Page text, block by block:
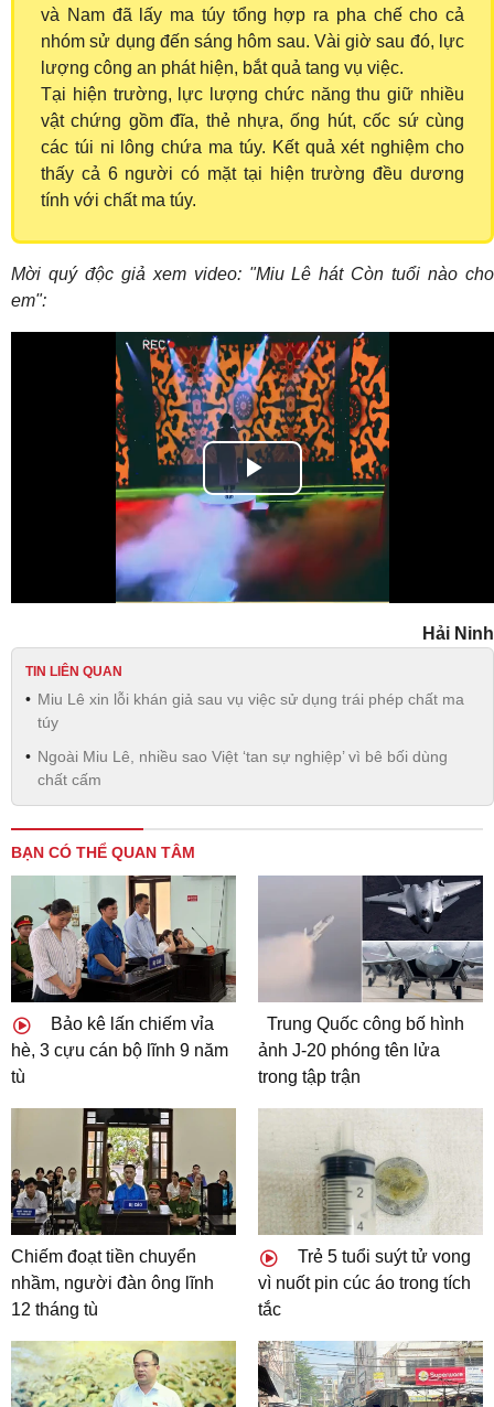
và Nam đã lấy ma túy tổng hợp ra pha chế cho cả
nhóm sử dụng đến sáng hôm sau. Vài giờ sau đó, lực
lượng công an phát hiện, bắt quả tang vụ việc.
Tại hiện trường, lực lượng chức năng thu giữ nhiều
vật chứng gồm đĩa, thẻ nhựa, ống hút, cốc sứ cùng
các túi ni lông chứa ma túy. Kết quả xét nghiệm cho
thấy cả 6 người có mặt tại hiện trường đều dương
tính với chất ma túy.
Mời quý độc giả xem video: "Miu Lê hát Còn tuổi nào cho
em":
Play
Video
Hải Ninh
TIN LIÊN QUAN
Miu Lê xin lỗi khán giả sau vụ việc sử dụng trái phép chất ma
túy
Ngoài Miu Lê, nhiều sao Việt ‘tan sự nghiệp’ vì bê bối dùng
chất cấm
BẠN CÓ THỂ QUAN TÂM
Bảo kê lấn chiếm vỉa
hè, 3 cựu cán bộ lĩnh 9 năm
tù
Trung Quốc công bố hình
ảnh J-20 phóng tên lửa
trong tập trận
Chiếm đoạt tiền chuyển
nhầm, người đàn ông lĩnh
12 tháng tù
Trẻ 5 tuổi suýt tử vong
vì nuốt pin cúc áo trong tích
tắc